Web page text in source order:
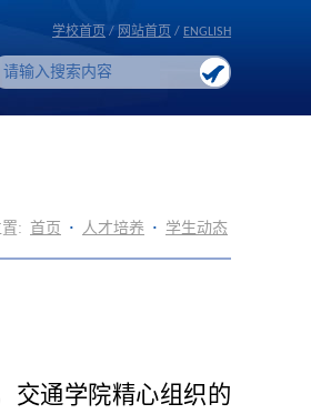
学校首页 / 网站首页 / ENGLISH
: 首页 · 人才培养 · 学生动态
交通学院精心组织的